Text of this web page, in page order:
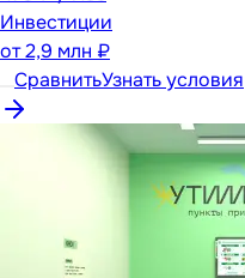
Инвестиции
от2,9 млн ₽
СравнитьУзнать условия